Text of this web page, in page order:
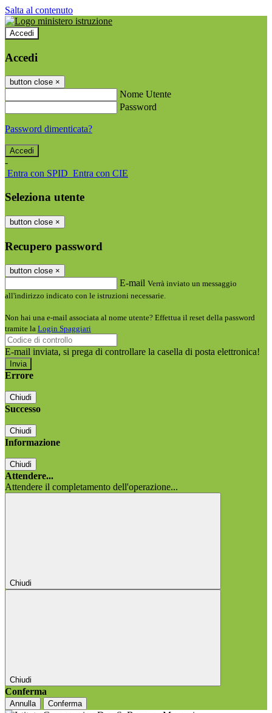
Salta al contenuto
Accedi
Accedi
button close ×
Nome Utente
Password
Password dimenticata?
-
Entra con SPID Entra con CIE
Seleziona utente
button close ×
Recupero password
button close ×
E-mail Verrà inviato un messaggio
all'indirizzo indicato con le istruzioni necessarie.
Non hai una e-mail associata al nome utente? Effettua il reset della password
tramite la Login Spaggiari
E-mail inviata, si prega di controllare la casella di posta elettronica!
Errore
Chiudi
Successo
Chiudi
Informazione
Chiudi
Attendere...
Attendere il completamento dell'operazione...
Chiudi
Chiudi
Conferma
Annulla Conferma